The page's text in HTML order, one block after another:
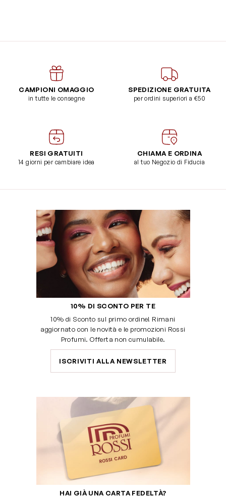
CAMPIONI OMAGGIO
in tutte le consegne
SPEDIZIONE GRATUITA
per ordini superiori a €50
RESI GRATUITI
14 giorni per cambiare idea
CHIAMA E ORDINA
al tuo Negozio di Fiducia
10% DI SCONTO PER TE
10% di Sconto sul primo ordine! Rimani
aggiornato con le novità e le promozioni Rossi
Profumi. Offerta non cumulabile.
ISCRIVITI ALLA NEWSLETTER
HAI GIÀ UNA CARTA FEDELTÀ?